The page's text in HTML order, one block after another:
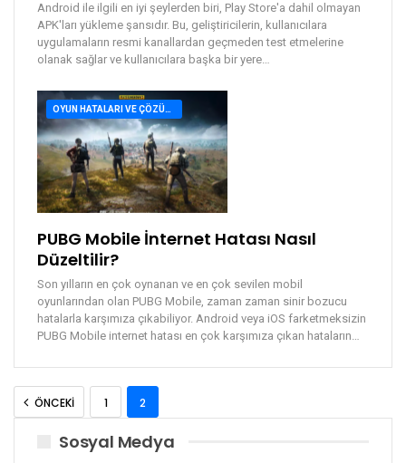
Android ile ilgili en iyi şeylerden biri, Play Store'a dahil olmayan
APK'ları yükleme şansıdır. Bu, geliştiricilerin, kullanıcılara
uygulamaların resmi kanallardan geçmeden test etmelerine
olanak sağlar ve kullanıcılara başka bir yere…
OYUN HATALARI VE ÇÖZÜMLERI
PUBG Mobile İnternet Hatası Nasıl
Düzeltilir?
Son yılların en çok oynanan ve en çok sevilen mobil
oyunlarından olan PUBG Mobile, zaman zaman sinir bozucu
hatalarla karşımıza çıkabiliyor. Android veya iOS farketmeksizin
PUBG Mobile internet hatası en çok karşımıza çıkan hataların…
ÖNCEKI 1 2
Sosyal Medya